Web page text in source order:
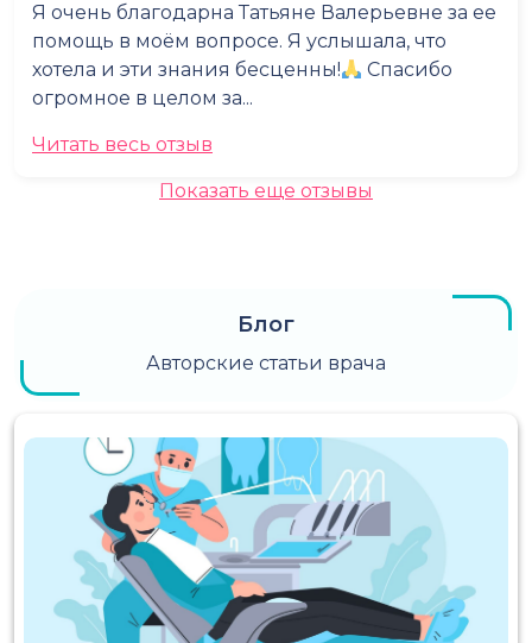
Я очень благодарна Татьяне Валерьевне за ее
помощь в моём вопросе. Я услышала, что
хотела и эти знания бесценны!
Спасибо
огромное в целом за...
Читать весь отзыв
Показать еще отзывы
Блог
Авторские статьи врача